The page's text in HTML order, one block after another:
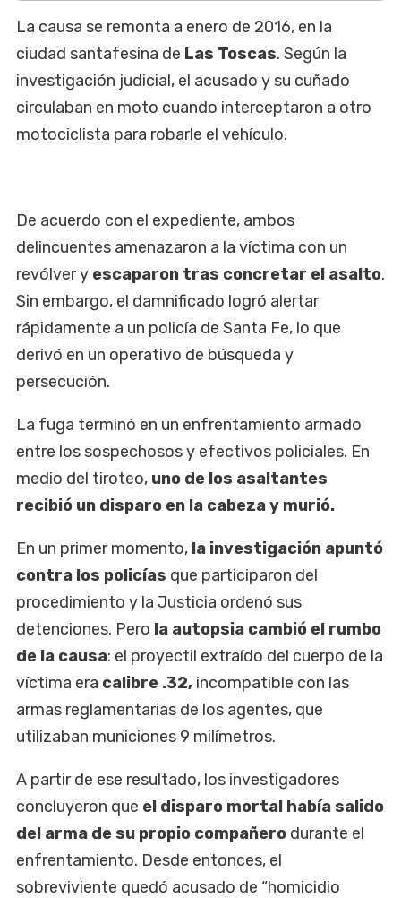
La causa se remonta a enero de 2016, en la
ciudad santafesina de Las Toscas. Según la
investigación judicial, el acusado y su cuñado
circulaban en moto cuando interceptaron a otro
motociclista para robarle el vehículo.
De acuerdo con el expediente, ambos
delincuentes amenazaron a la víctima con un
revólver y escaparon tras concretar el asalto.
Sin embargo, el damnificado logró alertar
rápidamente a un policía de Santa Fe, lo que
derivó en un operativo de búsqueda y
persecución.
La fuga terminó en un enfrentamiento armado
entre los sospechosos y efectivos policiales. En
medio del tiroteo, uno de los asaltantes
recibió un disparo en la cabeza y murió.
En un primer momento, la investigación apuntó
contra los policías que participaron del
procedimiento y la Justicia ordenó sus
detenciones. Pero la autopsia cambió el rumbo
de la causa: el proyectil extraído del cuerpo de la
víctima era calibre .32, incompatible con las
armas reglamentarias de los agentes, que
utilizaban municiones 9 milímetros.
A partir de ese resultado, los investigadores
concluyeron que el disparo mortal había salido
del arma de su propio compañero durante el
enfrentamiento. Desde entonces, el
sobreviviente quedó acusado de “homicidio